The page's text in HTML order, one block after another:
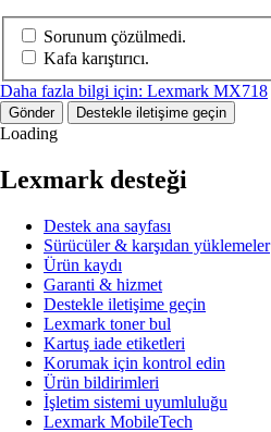
Sorunum çözülmedi.
Kafa karıştırıcı.
Daha fazla bilgi için: Lexmark MX718
Gönder Destekle iletişime geçin
Loading
Lexmark desteği
Destek ana sayfası
Sürücüler & karşıdan yüklemeler
Ürün kaydı
Garanti & hizmet
Destekle iletişime geçin
Lexmark toner bul
Kartuş iade etiketleri
Korumak için kontrol edin
Ürün bildirimleri
İşletim sistemi uyumluluğu
Lexmark MobileTech